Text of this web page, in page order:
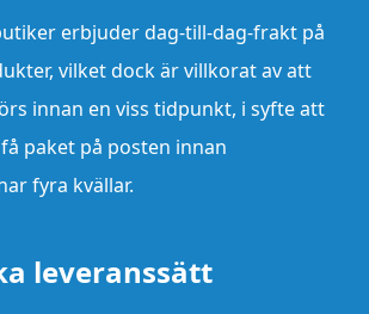
erbjuder dag-till-dag-frakt på
vilket dock är villkorat av att
innan en viss tidpunkt, i syfte att
paket på posten innan
fyra kvällar.
leveranssätt